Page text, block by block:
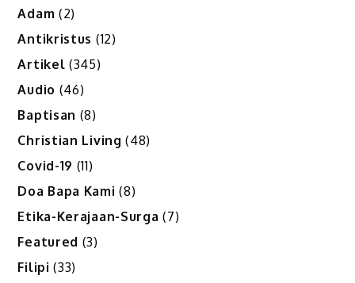
Adam (2)
Antikristus (12)
Artikel (345)
Audio (46)
Baptisan (8)
Christian Living (48)
Covid-19 (11)
Doa Bapa Kami (8)
Etika-Kerajaan-Surga (7)
Featured (3)
Filipi (33)